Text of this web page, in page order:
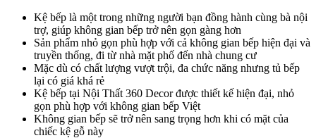
Kệ bếp là một trong những người bạn đồng hành cùng bà nội
trợ, giúp không gian bếp trở nên gọn gàng hơn
Sản phẩm nhỏ gọn phù hợp với cả không gian bếp hiện đại và
truyền thống, đi từ nhà mặt phố đến nhà chung cư
Mặc dù có chất lượng vượt trội, đa chức năng nhưng tủ bếp
lại có giá khá rẻ
Kệ bếp tại Nội Thất 360 Decor được thiết kế hiện đại, nhỏ
gọn phù hợp với không gian bếp Việt
Không gian bếp sẽ trở nên sang trọng hơn khi có mặt của
chiếc kệ gỗ này